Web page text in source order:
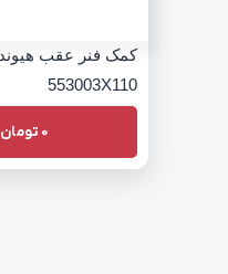
کمک فنر عقب
553003X110
0 تومان